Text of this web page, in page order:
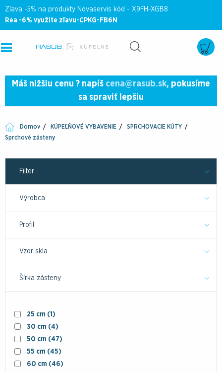
Zľava -5% na produkty Novaservis kód - X9FH-XGB8
Rea -6% využite zľavu-CPKG-FB6N
Máš nižšiu cenu ? napíš cena@rasub.sk, pokusíme
sa spraviť lepšiu
Domov KÚPEĽŇOVÉ VYBAVENIE
SPRCHOVACIE KÚTY
Sprchové zásteny
Filter
Výrobca
Profil
Vzor skla
Šírka zásteny
25 cm (1)
30 cm (4)
50 cm (47)
55 cm (45)
60 cm (46)